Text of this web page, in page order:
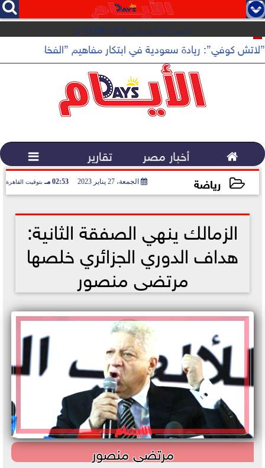
   
السبت 8 أغسطس 2026 11:06 مـ
”لاتش كوفي”: ريادة سعودية في ابتكار مفاهيم ”الفخامة
 أخبار مصر تقارير 
رياضة الجمعة، 27 يناير 2023 02:53 مـ بتوقيت القاهرة
الزمالك ينهي الصفقة الثانية:
هداف الدوري الجزائري خلصها
مرتضى منصور
مرتضى منصور